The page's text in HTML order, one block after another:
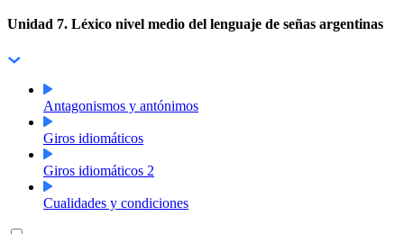
Unidad 7. Léxico nivel medio del lenguaje de señas argentinas
Antagonismos y antónimos
Giros idiomáticos
Giros idiomáticos 2
Cualidades y condiciones